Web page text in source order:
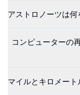
アストロノーツは何
コンピューターの
マイルとキロメート